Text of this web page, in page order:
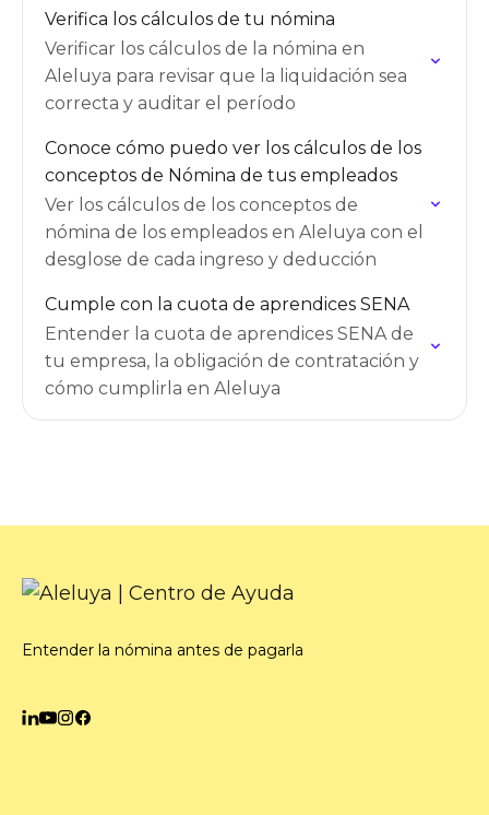
Verifica los cálculos de tu nómina
Verificar los cálculos de la nómina en
Aleluya para revisar que la liquidación sea
correcta y auditar el período
Conoce cómo puedo ver los cálculos de los
conceptos de Nómina de tus empleados
Ver los cálculos de los conceptos de
nómina de los empleados en Aleluya con el
desglose de cada ingreso y deducción
Cumple con la cuota de aprendices SENA
Entender la cuota de aprendices SENA de
tu empresa, la obligación de contratación y
cómo cumplirla en Aleluya
Entender la nómina antes de pagarla